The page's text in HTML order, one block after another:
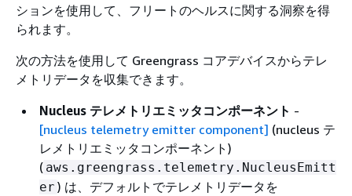
ションを使用して、フリートのヘルスに関する洞察を得
られます。
次の方法を使用して Greengrass コアデバイスからテレ
メトリデータを収集できます。
Nucleus テレメトリエミッタコンポーネント -
[nucleus telemetry emitter component] (nucleus テ
レメトリエミッタコンポーネント)
( aws.greengrass.telemetry.NucleusEmitt
er ) は、デフォルトでテレメトリデータを